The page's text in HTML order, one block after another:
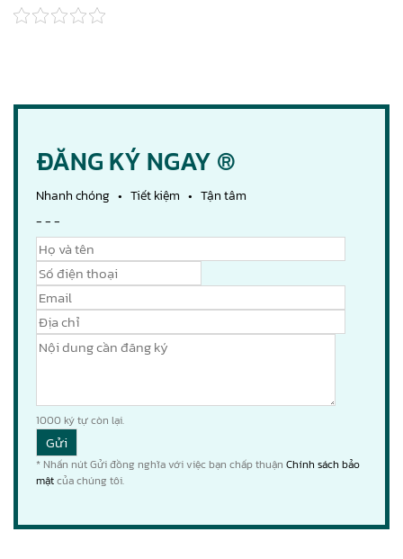
ĐĂNG KÝ NGAY ®
Nhanh chóng • Tiết kiệm • Tận tâm
- - -
1000 ký tự còn lại.
* Nhấn nút Gửi đồng nghĩa với việc bạn chấp thuận Chính sách bảo
mậtcủa chúng tôi.